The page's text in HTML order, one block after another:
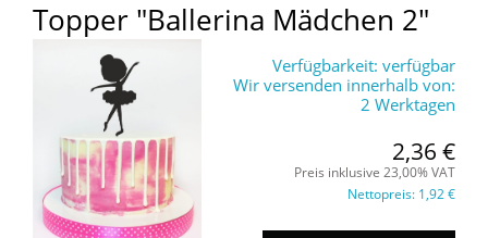
Topper "Ballerina Mädchen 2"
Verfügbarkeit: verfügbar
Wir versenden innerhalb von:
2 Werktagen
2,36 €
Preis inklusive 23,00% VAT
Nettopreis: 1,92 €